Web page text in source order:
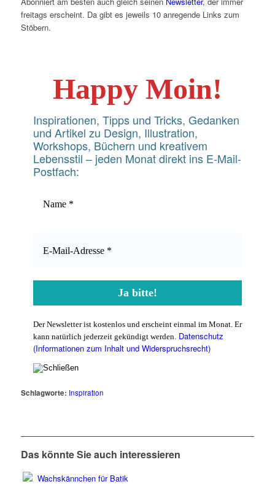
freitags erscheint. Da gibt es jeweils 10 anregende Links zum
Stöbern.
Happy Moin!
Inspirationen, Tipps und Tricks, Gedanken
und Artikel zu Design, Illustration,
Workshops, Büchern und kreativem
Lebensstil – jeden Monat direkt ins E-Mail-
Postfach:
Der Newsletter ist kostenlos und erscheint einmal im Monat. Er
kann natürlich jederzeit gekündigt werden. Datenschutz
(Informationen zum Inhalt und Widerspruchsrecht)
Schlagworte: Inspiration
Das könnte Sie auch interessieren